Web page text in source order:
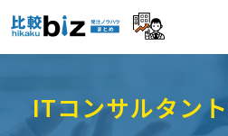
ITコンサルタント